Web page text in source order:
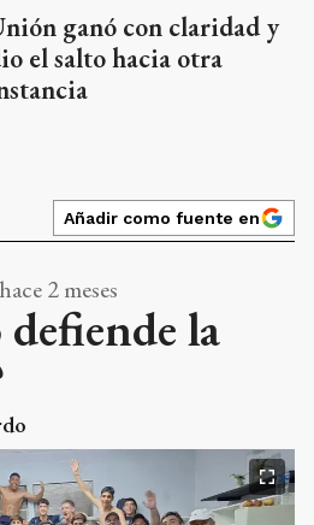
ganó con claridad y
el salto hacia otra
Añadir como fuente en
2 meses
la